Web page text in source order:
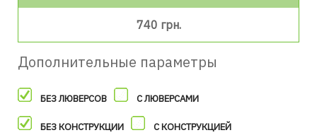
740 грн.
Дополнительные параметры
БЕЗ ЛЮВЕРСОВ С ЛЮВЕРСАМИ
БЕЗ КОНСТРУКЦИИ С КОНСТРУКЦИЕЙ